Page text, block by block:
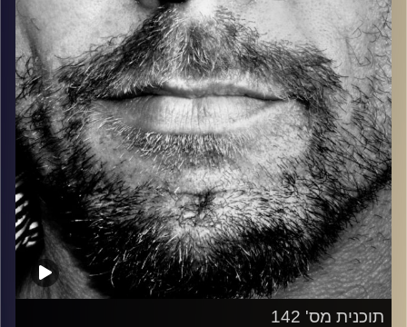
קרדיט תמונות: David Goehring
תוכנית מס' 142